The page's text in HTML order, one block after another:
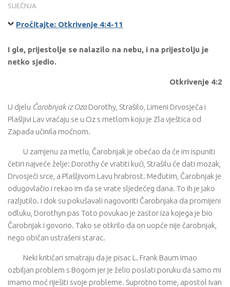
SIJEČNJA
Pročitajte: Otkrivenje 4:4-11
I gle, prijestolje se nalazilo na nebu, i na prijestolju je
netko sjedio.
Otkrivenje 4:2
U djelu Čarobnjak iz OzaDorothy, Strašilo, Limeni Drvosječa i
Plašljivi Lav vraćaju se u Oz s metlom koju je Zla vještica od
Zapada učinila moćnom.
U zamjenu za metlu, Čarobnjak je obećao da će im ispuniti
četiri najveće želje: Dorothy će vratiti kući, Strašilu će dati mozak,
Drvosječi srce, a Plašljivom Lavu hrabrost. Međutim, Čarobnjak je
odugovlačio i rekao im da se vrate sljedećeg dana. To ih je jako
razljutilo. I dok su pokušavali nagovoriti Čarobnjaka da promijeni
odluku, Dorothyn pas Toto povukao je zastor iza kojega je bio
Čarobnjak i govorio. Tako se otkrilo da on uopće nije čarobnjak,
nego običan ustrašeni starac.
Neki kritičari smatraju da je pisac L. Frank Baum imao
ozbiljan problem s Bogom jer je želio poslati poruku da samo mi
imamo moć riješiti svoje probleme. Suprotno tome, apostol Ivan